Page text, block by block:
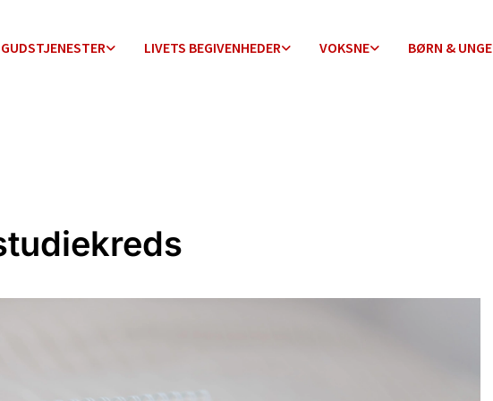
GUDSTJENESTER LIVETS BEGIVENHEDER VOKSNE BØRN & UNGE